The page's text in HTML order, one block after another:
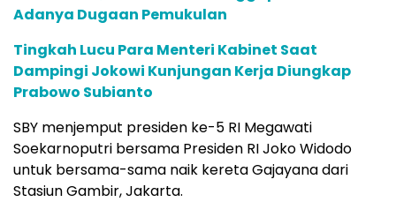
Adanya Dugaan Pemukulan
Tingkah Lucu Para Menteri Kabinet Saat
Dampingi Jokowi Kunjungan Kerja Diungkap
Prabowo Subianto
SBY menjemput presiden ke-5 RI Megawati
Soekarnoputri bersama Presiden RI Joko Widodo
untuk bersama-sama naik kereta Gajayana dari
Stasiun Gambir, Jakarta.